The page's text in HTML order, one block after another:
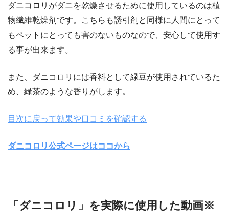
ダニコロリがダニを乾燥させるために使用しているのは植
物繊維乾燥剤です。こちらも誘引剤と同様に人間にとって
もペットにとっても害のないものなので、安心して使用す
る事が出来ます。
また、ダニコロリには香料として緑豆が使用されているた
め、緑茶のような香りがします。
目次に戻って効果や口コミを確認する
ダニコロリ公式ページはココから
「ダニコロリ」を実際に使用した動画※